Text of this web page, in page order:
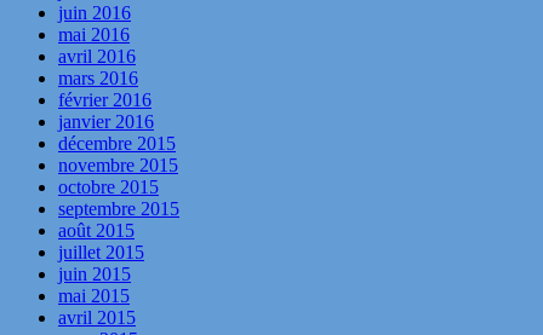
juin 2016
mai 2016
avril 2016
mars 2016
février 2016
janvier 2016
décembre 2015
novembre 2015
octobre 2015
septembre 2015
août 2015
juillet 2015
juin 2015
mai 2015
avril 2015